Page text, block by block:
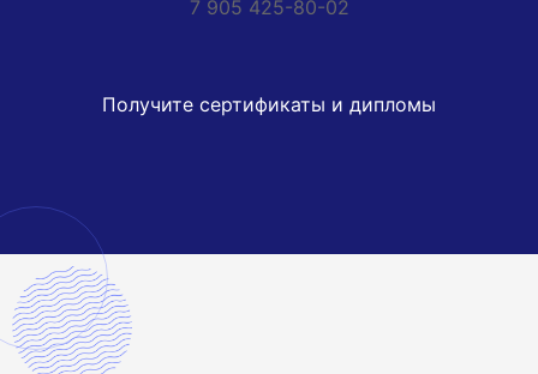
7 905 425-80-02
Получите сертификаты и дипломы